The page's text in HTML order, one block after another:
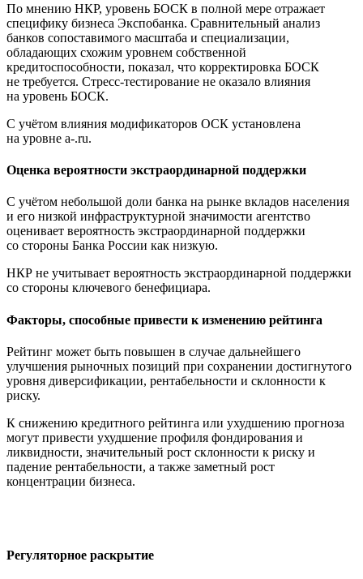
По мнению НКР, уровень БОСК в полной мере отражает
специфику бизнеса Экспобанка. Сравнительный анализ
банков сопоставимого масштаба и специализации,
обладающих схожим уровнем собственной
кредитоспособности, показал, что корректировка БОСК
не требуется. Стресс-тестирование не оказало влияния
на уровень БОСК.
С учётом влияния модификаторов ОСК установлена
на уровне a-.ru.
Оценка вероятности экстраординарной поддержки
С учётом небольшой доли банка на рынке вкладов населения
и его низкой инфраструктурной значимости агентство
оценивает вероятность экстраординарной поддержки
со стороны Банка России как низкую.
НКР не учитывает вероятность экстраординарной поддержки
со стороны ключевого бенефициара.
Факторы, способные привести к изменению рейтинга
Рейтинг может быть повышен в случае дальнейшего
улучшения рыночных позиций при сохранении достигнутого
уровня диверсификации, рентабельности и склонности к
риску.
К снижению кредитного рейтинга или ухудшению прогноза
могут привести ухудшение профиля фондирования и
ликвидности, значительный рост склонности к риску и
падение рентабельности, а также заметный рост
концентрации бизнеса.
Регуляторное раскрытие